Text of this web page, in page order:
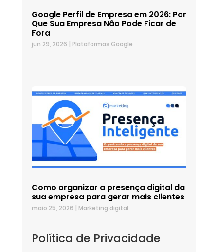
Google Perfil de Empresa em 2026: Por
Que Sua Empresa Não Pode Ficar de
Fora
jun 29, 2026 | Plataformas Google
Como organizar a presença digital da
sua empresa para gerar mais clientes
maio 25, 2026 | Marketing digital
Política de Privacidade